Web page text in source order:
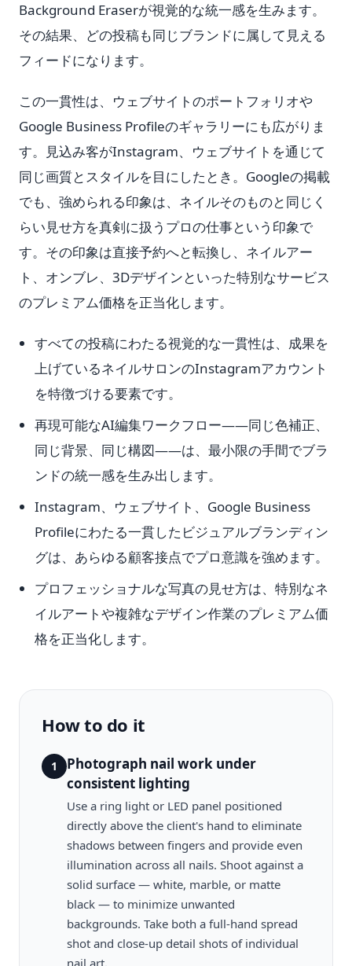
Background Eraserが視覚的な統一感を生みます。
その結果、どの投稿も同じブランドに属して見える
フィードになります。
この一貫性は、ウェブサイトのポートフォリオや
Google Business Profileのギャラリーにも広がりま
す。見込み客がInstagram、ウェブサイトを通じて
同じ画質とスタイルを目にしたとき。Googleの掲載
でも、強められる印象は、ネイルそのものと同じく
らい見せ方を真剣に扱うプロの仕事という印象で
す。その印象は直接予約へと転換し、ネイルアー
ト、オンブレ、3Dデザインといった特別なサービス
のプレミアム価格を正当化します。
すべての投稿にわたる視覚的な一貫性は、成果を
上げているネイルサロンのInstagramアカウント
を特徴づける要素です。
再現可能なAI編集ワークフロー——同じ色補正、
同じ背景、同じ構図——は、最小限の手間でブラ
ンドの統一感を生み出します。
Instagram、ウェブサイト、Google Business
Profileにわたる一貫したビジュアルブランディン
グは、あらゆる顧客接点でプロ意識を強めます。
プロフェッショナルな写真の見せ方は、特別なネ
イルアートや複雑なデザイン作業のプレミアム価
格を正当化します。
How to do it
1
Photograph nail work under
consistent lighting
Use a ring light or LED panel positioned
directly above the client's hand to eliminate
shadows between fingers and provide even
illumination across all nails. Shoot against a
solid surface — white, marble, or matte
black — to minimize unwanted
backgrounds. Take both a full-hand spread
shot and close-up detail shots of individual
nail art.